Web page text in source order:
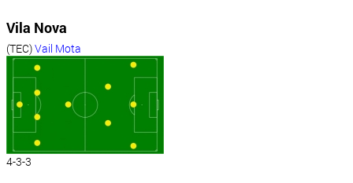
Vila Nova
(TEC)Vail Mota
4-3-3